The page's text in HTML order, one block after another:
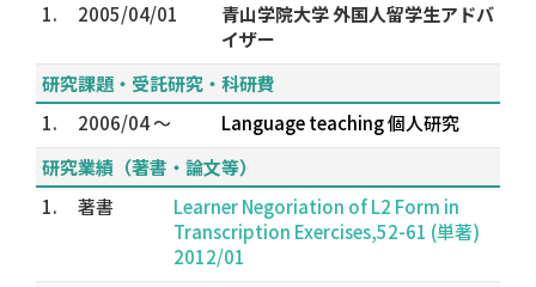
1.
2005/04/01
青山学院大学 外国人留学生アドバ
イザー
研究課題・受託研究・科研費
1.
2006/04 ～
Language teaching 個人研究
研究業績（著書・論文等）
1.
著書
Learner Negoriation of L2 Form in
Transcription Exercises,52-61 (単著)
2012/01